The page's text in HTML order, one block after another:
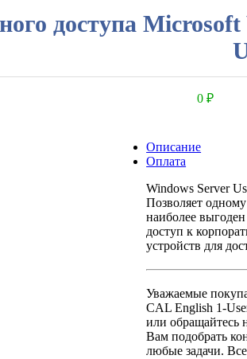
доступа
0 ₽
Описание
Оплата
Windows Server
Позволяет
наиболее
доступ к
устройств для
Уважаемые
CAL English 1-
или обращайтесь
Вам подобрать
любые задачи.